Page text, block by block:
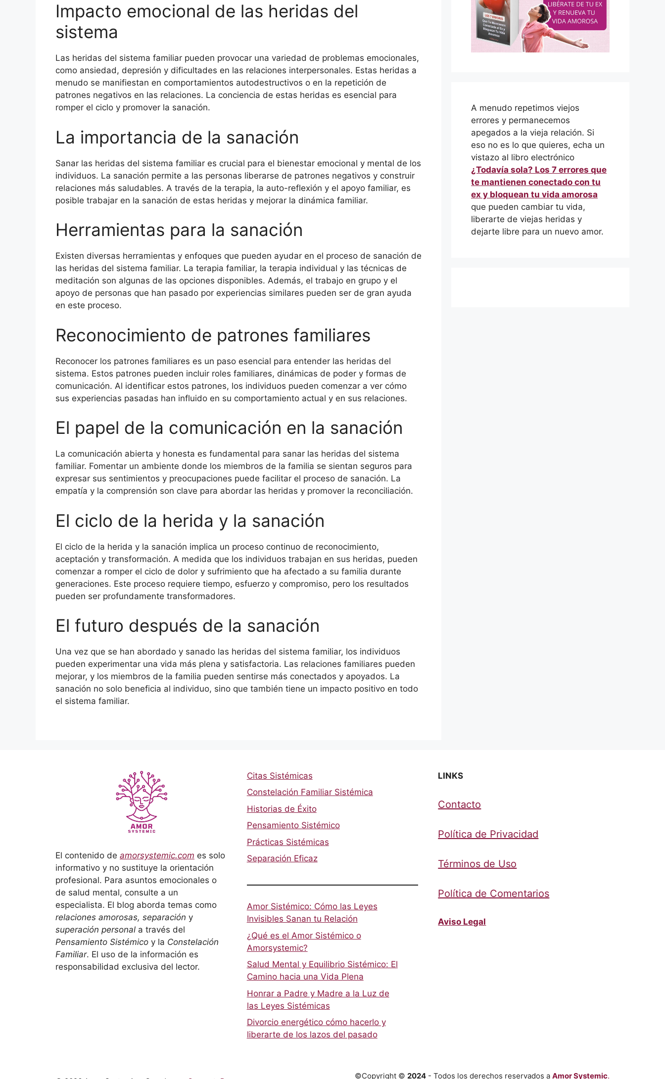
Impacto emocional de las heridas del
sistema
Las heridas del sistema familiar pueden provocar una variedad de problemas emocionales,
como ansiedad, depresión y dificultades en las relaciones interpersonales. Estas heridas a
menudo se manifiestan en comportamientos autodestructivos o en la repetición de
patrones negativos en las relaciones. La conciencia de estas heridas es esencial para
romper el ciclo y promover la sanación.
La importancia de la sanación
Sanar las heridas del sistema familiar es crucial para el bienestar emocional y mental de los
individuos. La sanación permite a las personas liberarse de patrones negativos y construir
relaciones más saludables. A través de la terapia, la auto-reflexión y el apoyo familiar, es
posible trabajar en la sanación de estas heridas y mejorar la dinámica familiar.
Herramientas para la sanación
Existen diversas herramientas y enfoques que pueden ayudar en el proceso de sanación de
las heridas del sistema familiar. La terapia familiar, la terapia individual y las técnicas de
meditación son algunas de las opciones disponibles. Además, el trabajo en grupo y el
apoyo de personas que han pasado por experiencias similares pueden ser de gran ayuda
en este proceso.
Reconocimiento de patrones familiares
Reconocer los patrones familiares es un paso esencial para entender las heridas del
sistema. Estos patrones pueden incluir roles familiares, dinámicas de poder y formas de
comunicación. Al identificar estos patrones, los individuos pueden comenzar a ver cómo
sus experiencias pasadas han influido en su comportamiento actual y en sus relaciones.
El papel de la comunicación en la sanación
La comunicación abierta y honesta es fundamental para sanar las heridas del sistema
familiar. Fomentar un ambiente donde los miembros de la familia se sientan seguros para
expresar sus sentimientos y preocupaciones puede facilitar el proceso de sanación. La
empatía y la comprensión son clave para abordar las heridas y promover la reconciliación.
El ciclo de la herida y la sanación
El ciclo de la herida y la sanación implica un proceso continuo de reconocimiento,
aceptación y transformación. A medida que los individuos trabajan en sus heridas, pueden
comenzar a romper el ciclo de dolor y sufrimiento que ha afectado a su familia durante
generaciones. Este proceso requiere tiempo, esfuerzo y compromiso, pero los resultados
pueden ser profundamente transformadores.
El futuro después de la sanación
Una vez que se han abordado y sanado las heridas del sistema familiar, los individuos
pueden experimentar una vida más plena y satisfactoria. Las relaciones familiares pueden
mejorar, y los miembros de la familia pueden sentirse más conectados y apoyados. La
sanación no solo beneficia al individuo, sino que también tiene un impacto positivo en todo
el sistema familiar.
A menudo repetimos viejos
errores y permanecemos
apegados a la vieja relación. Si
eso no es lo que quieres, echa un
vistazo al libro electrónico
¿Todavía sola? Los 7 errores que
te mantienen conectado con tu
ex y bloquean tu vida amorosa
que pueden cambiar tu vida,
liberarte de viejas heridas y
dejarte libre para un nuevo amor.
El contenido de amorsystemic.com es solo
informativo y no sustituye la orientación
profesional. Para asuntos emocionales o
de salud mental, consulte a un
especialista. El blog aborda temas como
relaciones amorosas, separación y
superación personal a través del
Pensamiento Sistémico y la Constelación
Familiar. El uso de la información es
responsabilidad exclusiva del lector.
Citas Sistémicas
Constelación Familiar Sistémica
Historias de Éxito
Pensamiento Sistémico
Prácticas Sistémicas
Separación Eficaz
Amor Sistémico: Cómo las Leyes
Invisibles Sanan tu Relación
¿Qué es el Amor Sistémico o
Amorsystemic?
Salud Mental y Equilibrio Sistémico: El
Camino hacia una Vida Plena
Honrar a Padre y Madre a la Luz de
las Leyes Sistémicas
Divorcio energético cómo hacerlo y
liberarte de los lazos del pasado
LINKS
Contacto
Política de Privacidad
Términos de Uso
Política de Comentarios
Aviso Legal
©Copyright © 2024 - Todos los derechos reservados a Amor Systemic.